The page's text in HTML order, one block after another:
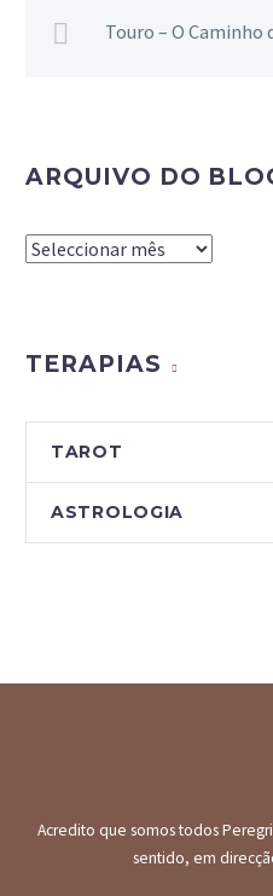
Touro – O Caminho
ARQUIVO DO
Arquivo
TERAPIAS
TAROT
ASTROLOGIA
Acredito que somos todos
sentido, em